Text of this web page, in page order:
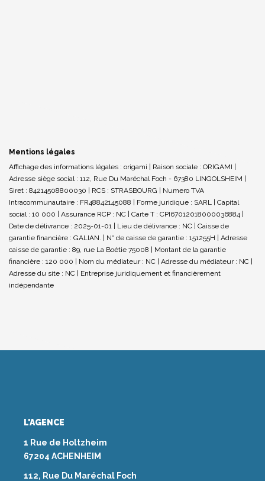
Mentions légales
Affichage des informations légales : origami | Raison sociale : ORIGAMI |
Adresse siège social : 112, Rue Du Maréchal Foch - 67380 LINGOLSHEIM |
Siret : 84214508800030 | RCS : STRASBOURG | Numero TVA
Intracommunautaire : FR48842145088 | Forme juridique : SARL | Capital
social : 10 000 | Assurance RCP : NC | Carte T : CPI67012018000036884 |
Date de délivrance : 2025-01-01 | Lieu de délivrance : NC | Caisse de
garantie financière : GALIAN. | N° de caisse de garantie : 151255H | Adresse
caisse de garantie : 89, rue La Boétie 75008 | Montant de la garantie
financière : 120 000 | Nom du médiateur : NC | Adresse du médiateur : NC |
Adresse du site : NC | Entreprise juridiquement et financièrement
indépendante
L'AGENCE
1 Rue de Holtzheim
67204 ACHENHEIM
112, Rue Du Maréchal Foch